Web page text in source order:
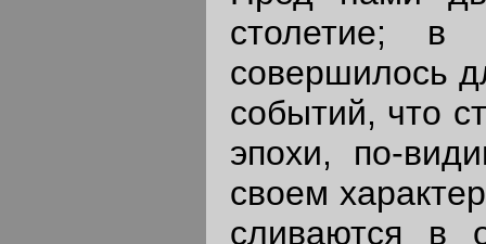
столетие; в
совершилось
событий, что
эпохи, по-
своем
сливаются в